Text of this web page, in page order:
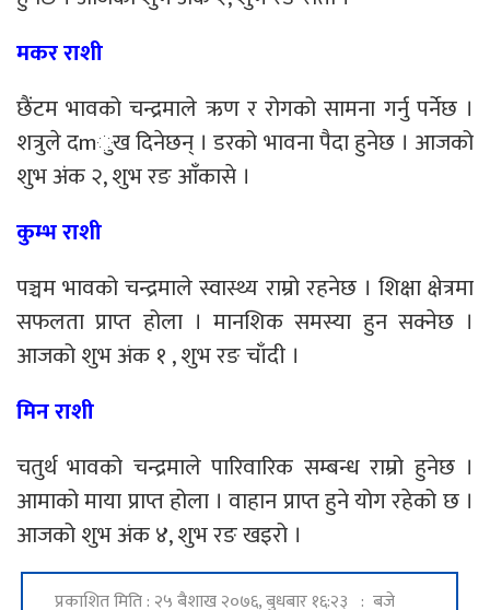
मकर राशी
छैंटम भावको चन्द्रमाले ऋण र रोगको सामना गर्नु पर्नेछ ।
शत्रुले दmुख दिनेछन् । डरको भावना पैदा हुनेछ । आजको
शुभ अंक २, शुभ रङ आँकासे ।
कुम्भ राशी
पञ्चम भावको चन्द्रमाले स्वास्थ्य राम्रो रहनेछ । शिक्षा क्षेत्रमा
सफलता प्राप्त होला । मानशिक समस्या हुन सक्नेछ ।
आजको शुभ अंक १ , शुभ रङ चाँदी ।
मिन राशी
चतुर्थ भावको चन्द्रमाले पारिवारिक सम्बन्ध राम्रो हुनेछ ।
आमाको माया प्राप्त होला । वाहान प्राप्त हुने योग रहेको छ ।
आजको शुभ अंक ४, शुभ रङ खइरो ।
प्रकाशित मिति : २५ बैशाख २०७६, बुधबार १६:२३ : बजे